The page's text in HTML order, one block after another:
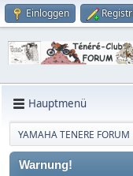
Einloggen
Hauptmenü
YAMAHA TENERE FORUM
Warnung!